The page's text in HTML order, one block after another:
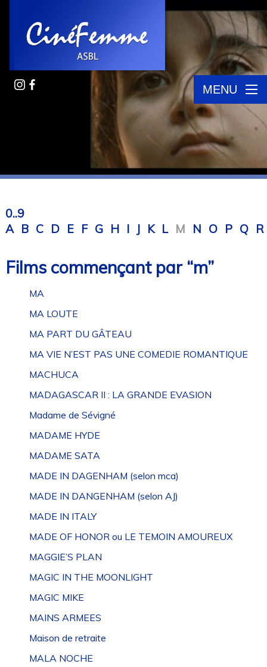
MENU
0..9
A B C D E F G H I J K L M N O P Q R
Films commençant par “m”
MA
MA LOUTE
MA PART DU GÂTEAU
MA VIE N’EST PAS UNE COMEDIE ROMANTIQUE
MACHUCA
MADAGASCAR II : LA GRANDE EVASION
Madame de Sévigné
MADAME HYDE
MADAME SATA
MADE IN DAGENHAM (selon mca)
MADE IN DANGENHAM (selon AJ)
MADE IN ITALY
MADE OF HONOR ou LE TEMOIN AMOUREUX
MAGGIE’S PLAN
MAGIC IN THE MOONLIGHT
MAGIC MIKE
MAINS ARMEES
Maison de retraite
MALA NOCHE